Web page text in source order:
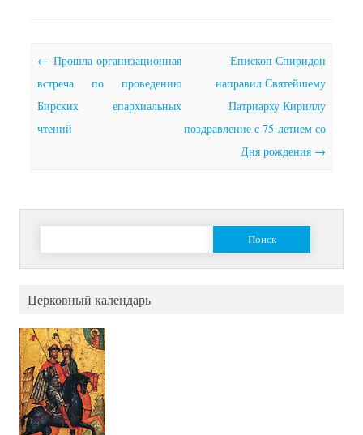
Почтовая навигация
← Прошла организационная
встреча по проведению
Бирских епархиальных
чтений
Епископ Спиридон
направил Святейшему
Патриарху Кириллу
поздравление с 75-летием со
Дня рождения →
Найти:
Церковный календарь